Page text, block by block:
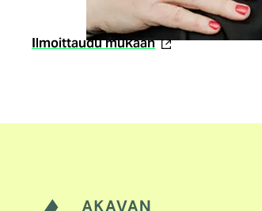
Ilmoittaudu mukaan(ulkoinen